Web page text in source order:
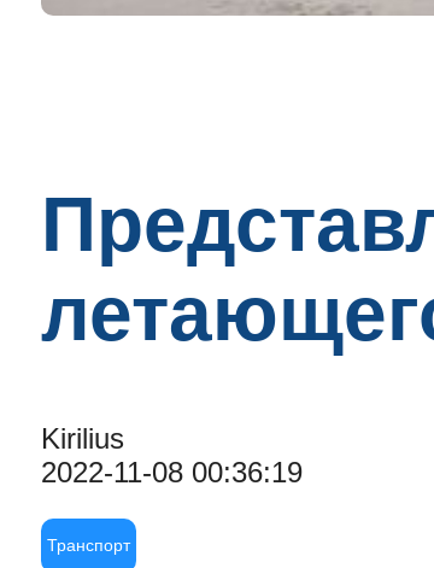
Kirilius
2022-11-08 00:36:19
Транспорт